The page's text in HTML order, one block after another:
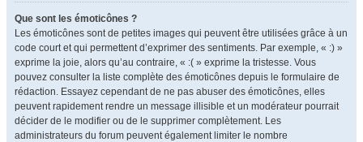
Que sont les émoticônes ?
Les émoticônes sont de petites images qui peuvent être utilisées grâce à un
code court et qui permettent d’exprimer des sentiments. Par exemple, « :) »
exprime la joie, alors qu’au contraire, « :( » exprime la tristesse. Vous
pouvez consulter la liste complète des émoticônes depuis le formulaire de
rédaction. Essayez cependant de ne pas abuser des émoticônes, elles
peuvent rapidement rendre un message illisible et un modérateur pourrait
décider de le modifier ou de le supprimer complètement. Les
administrateurs du forum peuvent également limiter le nombre